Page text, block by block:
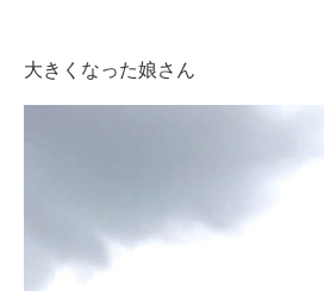
大きくなった娘さん